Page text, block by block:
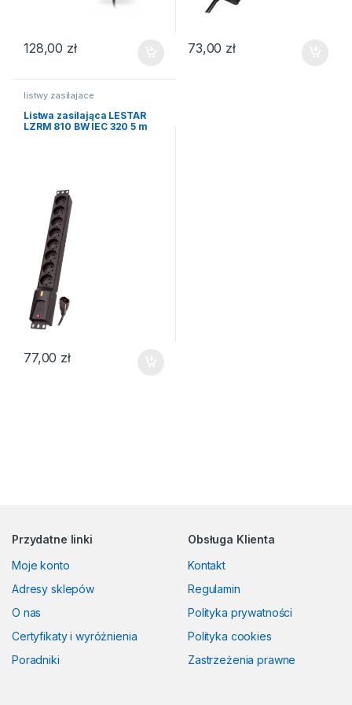
128,00 zł 73,00 zł
listwy zasilajace
Listwa zasilająca LESTAR
LZRM 810 BW IEC 320 5 m
77,00 zł
Przydatne linki
Moje konto
Adresy sklepów
O nas
Certyfikaty i wyróżnienia
Poradniki
Obsługa Klienta
Kontakt
Regulamin
Polityka prywatności
Polityka cookies
Zastrzeżenia prawne